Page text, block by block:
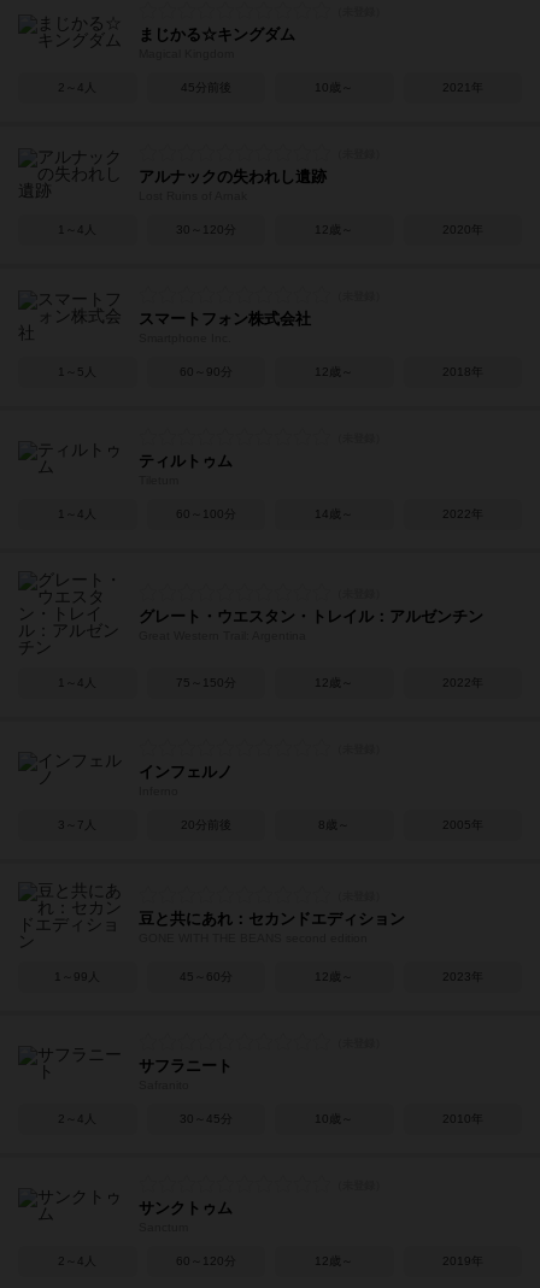
まじかる☆キングダム
2～4人 45分前後 10歳～ 2021年
アルナックの失われし遺跡
1～4人 30～120分 12歳～ 2020年
スマートフォン株式会社
1～5人 60～90分 12歳～ 2018年
ティルトゥム
1～4人 60～100分 14歳～ 2022年
グレート・ウエスタン・トレイル：アルゼンチン
1～4人 75～150分 12歳～ 2022年
インフェルノ
3～7人 20分前後 8歳～ 2005年
豆と共にあれ：セカンドエディション
1～99人 45～60分 12歳～ 2023年
サフラニート
2～4人 30～45分 10歳～ 2010年
サンクトゥム
2～4人 60～120分 12歳～ 2019年